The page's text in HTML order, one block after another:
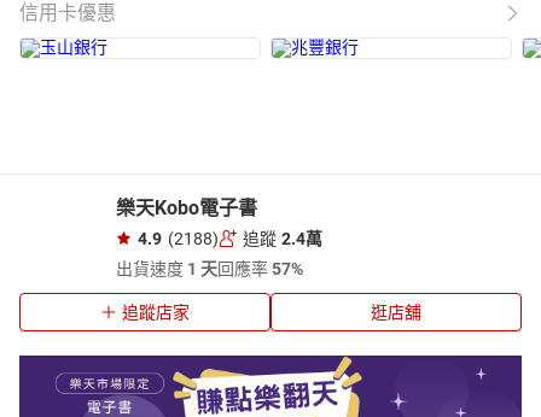
信用卡優惠
樂天Kobo電子書
4.9 (2188) 追蹤 2.4萬
出貨速度 1 天回應率57%
追蹤店家 逛店舖